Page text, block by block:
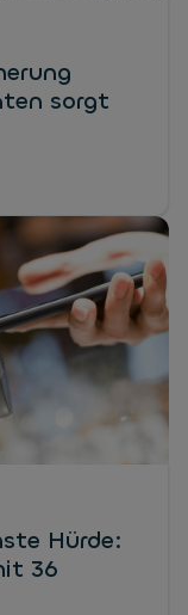
sorgt
Hürde:
36